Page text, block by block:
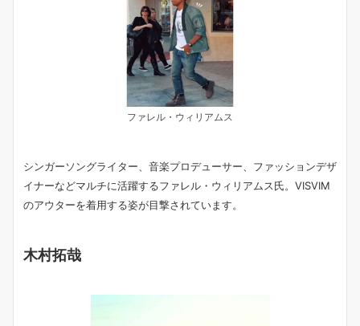
ファレル・ウィリアムス
シンガーソングライター、音楽プロデューサー、ファッションデザ
イナーなどマルチに活躍するファレル・ウィリアムス氏。VISVIM
のアウターを着用する姿が目撃されています。
木村拓哉